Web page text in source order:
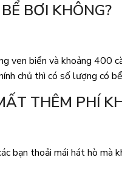
BƠI KHÔNG?
ven biển và khoảng 400
chủ thì có số lượng có
THÊM PHÍ
bạn thoải mái hát hò mà